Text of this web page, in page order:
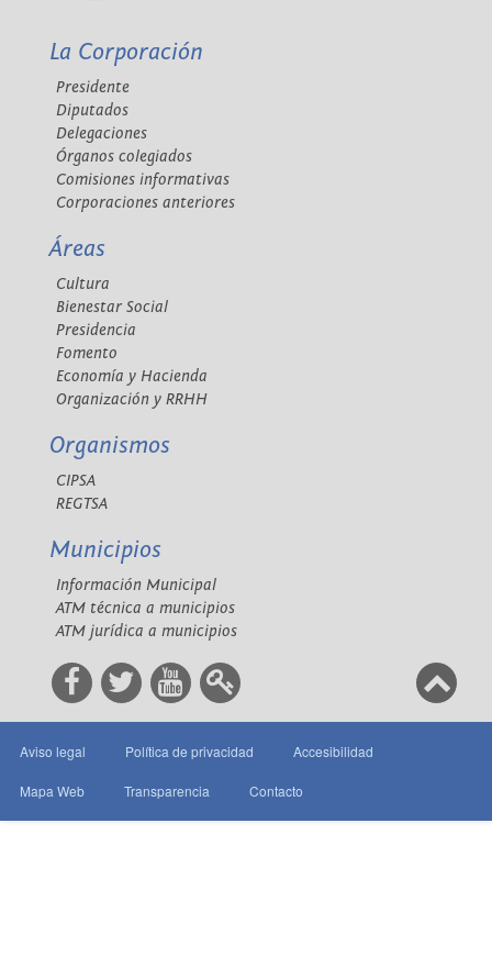
La Corporación
Presidente
Diputados
Delegaciones
Órganos colegiados
Comisiones informativas
Corporaciones anteriores
Áreas
Cultura
Bienestar Social
Presidencia
Fomento
Economía y Hacienda
Organización y RRHH
Organismos
CIPSA
REGTSA
Municipios
Información Municipal
ATM técnica a municipios
ATM jurídica a municipios
Aviso legal Política de privacidad Accesibilidad
Mapa Web Transparencia Contacto